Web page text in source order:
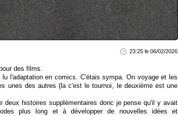
23:25 le 06/02/2026
des films.
lu l'adaptation en comics. C'étais sympa. On voyage et les
unes des autres (la c'est le tournoi, le deuxième est une
deux histoires supplémentaires donc je pense qu'il y avait
plus long et à développer de nouvelles idées et